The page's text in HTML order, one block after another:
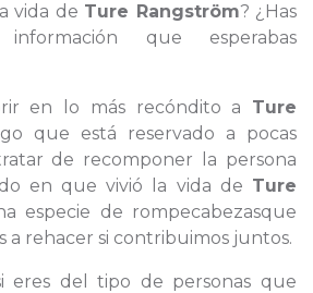
vida de Ture Rangström? ¿Has
que esperabas
en lo más recóndito a Ture
que está reservado a pocas
de recomponer la persona
en que vivió la vida de Ture
especie de rompecabezasque
a rehacer si contribuimos juntos.
eres del tipo de personas que